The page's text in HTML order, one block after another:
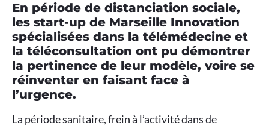
En période de distanciation sociale,
les start-up de Marseille Innovation
spécialisées dans la télémédecine et
la téléconsultation ont pu démontrer
la pertinence de leur modèle, voire se
réinventer en faisant face à
l’urgence.
La période sanitaire, frein à l’activité dans de